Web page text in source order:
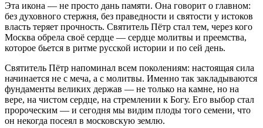
Эта икона — не просто дань памяти. Она говорит о главном:
без духовного стержня, без праведности и святости у истоков
власть теряет прочность. Святитель Пётр стал тем, через кого
Москва обрела своё сердце — сердце молитвы и преемства,
которое бьется в ритме русской истории и по сей день.
Святитель Пётр напоминал всем поколениям: настоящая сила
начинается не с меча, а с молитвы. Именно так закладываются
фундаменты великих держав — не только на камне, но на
вере, на чистом сердце, на стремлении к Богу. Его выбор стал
пророческим — и сегодня мы видим плоды того семени, что
он некогда посеял в московскую землю.